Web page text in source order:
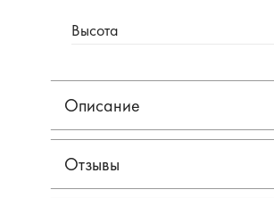
Высота
Описание
Отзывы